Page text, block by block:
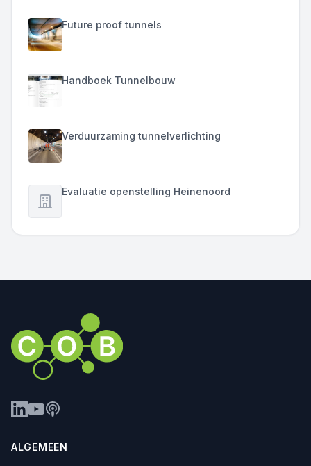
Future proof tunnels
Handboek Tunnelbouw
Verduurzaming tunnelverlichting
Evaluatie openstelling Heinenoord
ALGEMEEN